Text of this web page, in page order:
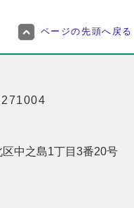
ページの先頭へ戻る
中之島1丁目3番20号